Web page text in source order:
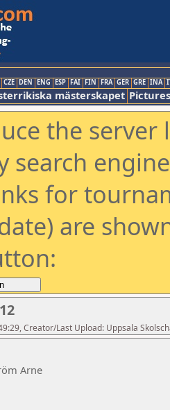
CZE DEN ENG ESP FAI FIN FRA GER GRE INA
mästerskapet Pictures
the
search
for
are
Creator/Last Upload: Uppsala
Arne